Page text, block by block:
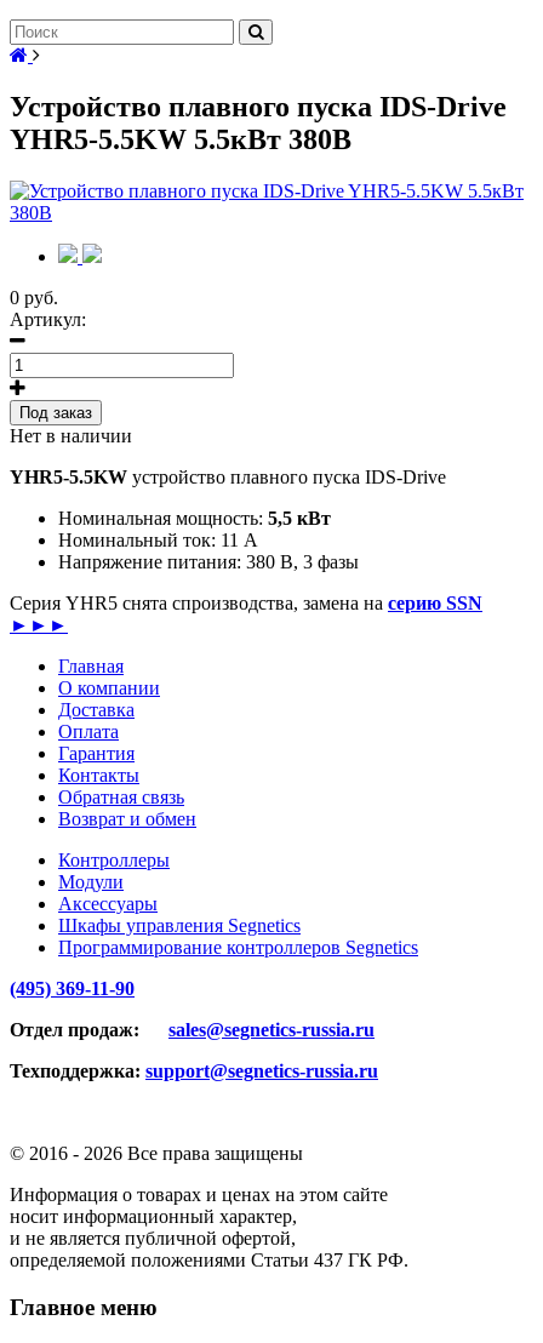
Устройство плавного пуска IDS-Drive
YHR5-5.5KW 5.5кВт 380В
0 руб.
Артикул:
Под заказ
Нет в наличии
YHR5-5.5KW устройство плавного пуска IDS-Drive
Номинальная мощность: 5,5 кВт
Номинальный ток: 11 А
Напряжение питания: 380 В, 3 фазы
Серия YHR5 снята спроизводства, замена на серию SSN
►►►
Главная
О компании
Доставка
Оплата
Гарантия
Контакты
Обратная связь
Возврат и обмен
Контроллеры
Модули
Аксессуары
Шкафы управления Segnetics
Программирование контроллеров Segnetics
(495) 369-11-90
Отдел продаж: sales@segnetics-russia.ru
Техподдержка: support@segnetics-russia.ru
© 2016 - 2026 Все права защищены
Информация о товарах и ценах на этом сайте
носит информационный характер,
и не является публичной офертой,
определяемой положениями Статьи 437 ГК РФ.
Главное меню